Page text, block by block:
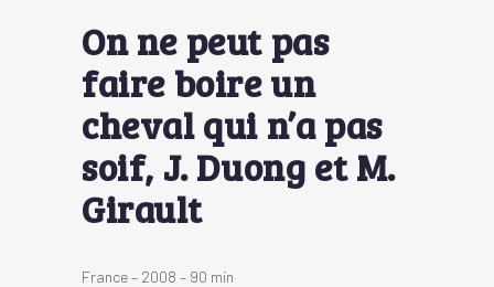
On ne peut pas
faire boire un
cheval qui n’a pas
soif, J. Duong et M.
Girault
France – 2008 – 90 min